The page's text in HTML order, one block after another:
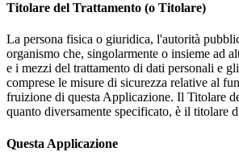
Titolare del Trattamento (o Titolare)
La persona fisica o giuridica, l'autorità
organismo che, singolarmente o insieme ad
e i mezzi del trattamento di dati personali e
comprese le misure di sicurezza relative al
fruizione di questa Applicazione. Il Titolare
quanto diversamente specificato, è il titolare
Questa Applicazione